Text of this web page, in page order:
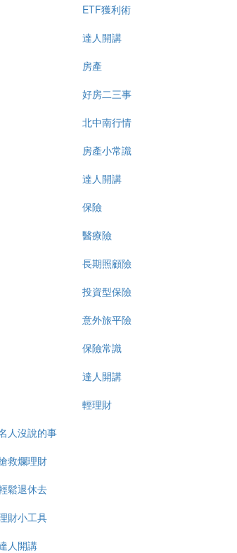
ETF獲利術
達人開講
房產
好房二三事
北中南行情
房產小常識
達人開講
保險
醫療險
長期照顧險
投資型保險
意外旅平險
保險常識
達人開講
輕理財
人沒說的事
救爛理財
鬆退休去
財小工具
人開講